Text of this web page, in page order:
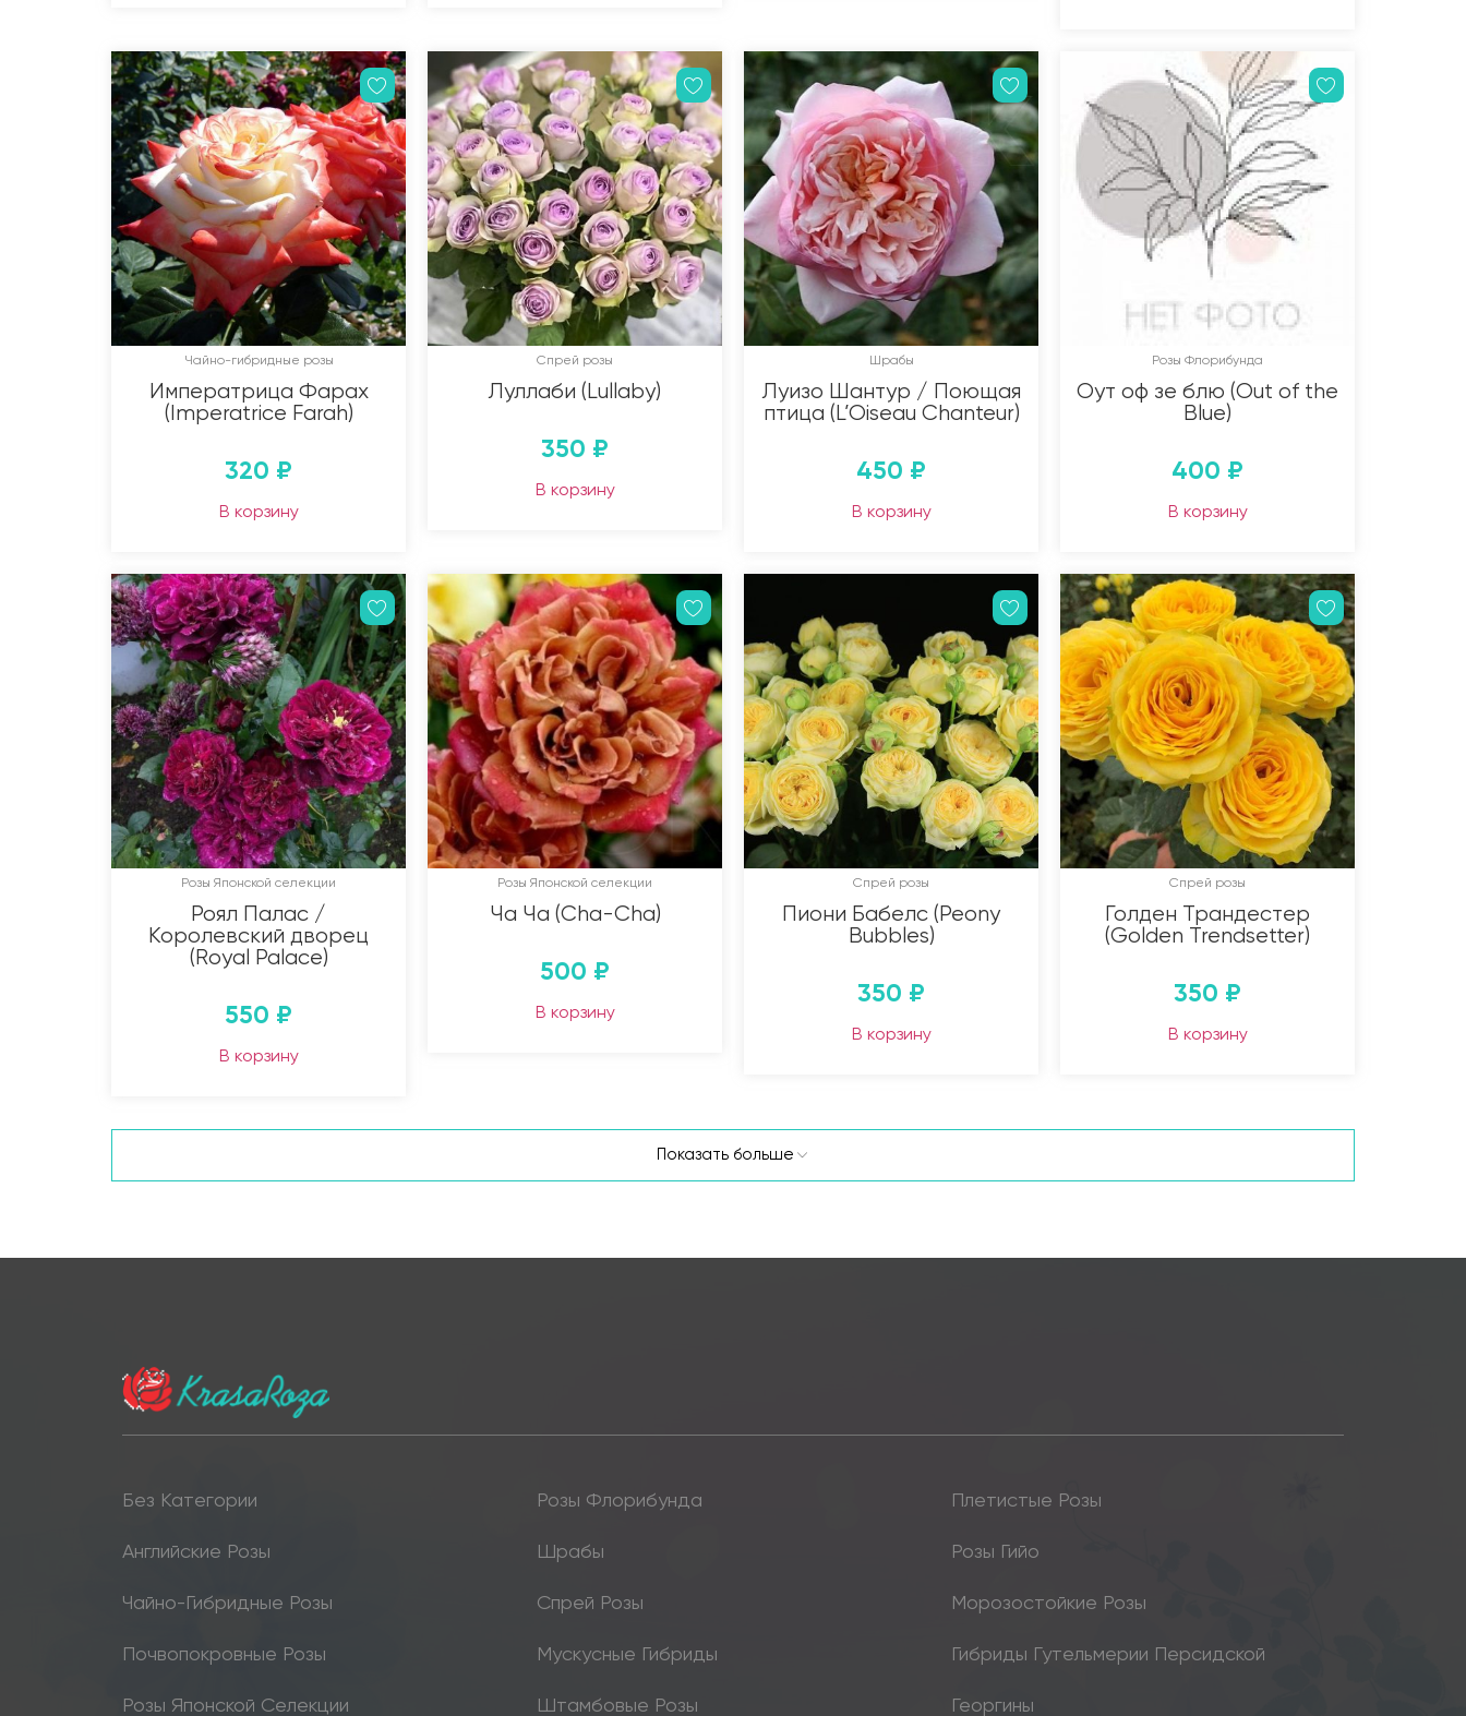
Чайно-гибридные розы
Императрица Фарах
(Imperatrice Farah)
320 ₽
В корзину
Спрей розы
Луллаби (Lullaby)
350 ₽
В корзину
Шрабы
Луизо Шантур / Поющая
птица (L’Oiseau Chanteur)
450 ₽
В корзину
Розы Флорибунда
Оут оф зе блю (Out of the
Blue)
400 ₽
В корзину
Розы Японской селекции
Роял Палас /
Королевский дворец
(Royal Palace)
550 ₽
В корзину
Розы Японской селекции
Ча Ча (Cha-Cha)
500 ₽
В корзину
Спрей розы
Пиони Бабелс (Peony
Bubbles)
350 ₽
В корзину
Спрей розы
Голден Трандестер
(Golden Trendsetter)
350 ₽
В корзину
Показать больше
Без Категории Розы Флорибунда Плетистые Розы
Английские Розы Шрабы Розы Гийо
Чайно-Гибридные Розы Спрей Розы Морозостойкие Розы
Почвопокровные Розы Мускусные Гибриды Гибриды Гутельмерии Персидской
Розы Японской Селекции Штамбовые Розы Георгины